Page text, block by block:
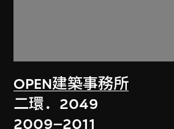
OPEN建築事務所
二環．2049
2009–2011